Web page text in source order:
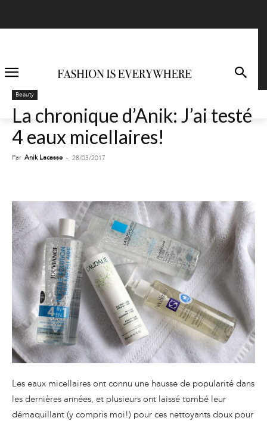
Beauty
La chronique d’Anik: J’ai testé
4 eaux micellaires!
Par Anik Lacasse - 28/03/2017
Les eaux micellaires ont connu une hausse de popularité dans
les dernières années, et plusieurs ont laissé tombé leur
démaquillant (y compris moi!) pour ces nettoyants doux pour